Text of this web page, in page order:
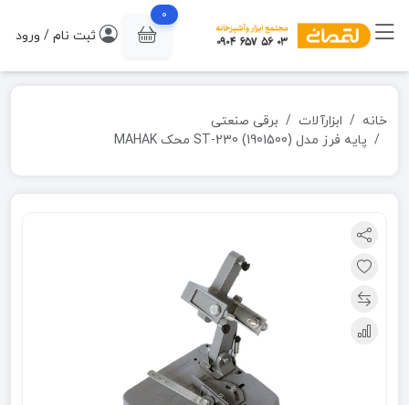
0
ثبت نام / ورود
خانه ابزارآلات
برقی صنعتی
پایه فرز مدل ST-230 (1901500) محک MAHAK